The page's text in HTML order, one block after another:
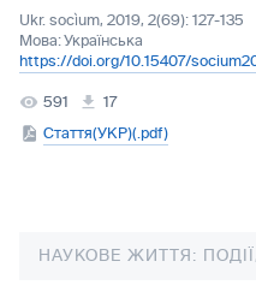
Ukr. socìum, 2019, 2(69): 127-135
Мова:Українська
https://doi.org/10.15407/
591
17
Стаття(УКР)(.pdf)
НАУКОВЕ ЖИТТЯ: